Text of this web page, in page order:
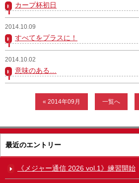
質問コーナー Ｑ＆Ａ
リトルリーグについて
カープ杯初日
2014.10.09
すべてをプラスに！
2014.10.02
意味のある…
« 2014年09月 一覧へ
最近のエントリー
《メジャー通信 2026 vol.1》練習開始